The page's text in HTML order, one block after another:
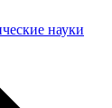
науки